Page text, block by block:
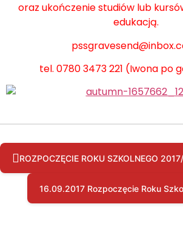
oraz ukończenie studiów lub
edukacją.
tel. 0780 3473 221 (Iwona po
ROZPOCZĘCIE ROKU SZKOLNEGO
16.09.2017 Rozpoczęcie Roku